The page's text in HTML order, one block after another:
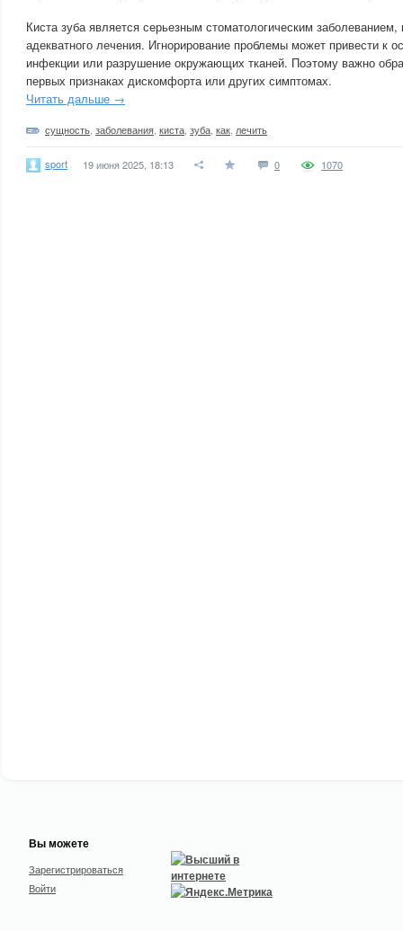
Киста зуба является серьезным стоматологическим заболеванием,
адекватного лечения. Игнорирование проблемы может привести к
инфекции или разрушение окружающих тканей. Поэтому важно
первых признаках дискомфорта или других симптомах.
Читать дальше →
сущность заболевания киста зуба как лечить
sport 19 июня 2025, 18:13 0 1070
Вы можете
Зарегистрироваться
Войти